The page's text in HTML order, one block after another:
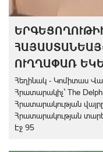
ՈՒՂՂԱՓԱՌ
Հեղինակ - Կոմիտաս
Հրատարակիչ` The
Հրատարակության
Հրատարակության
Էջ 95